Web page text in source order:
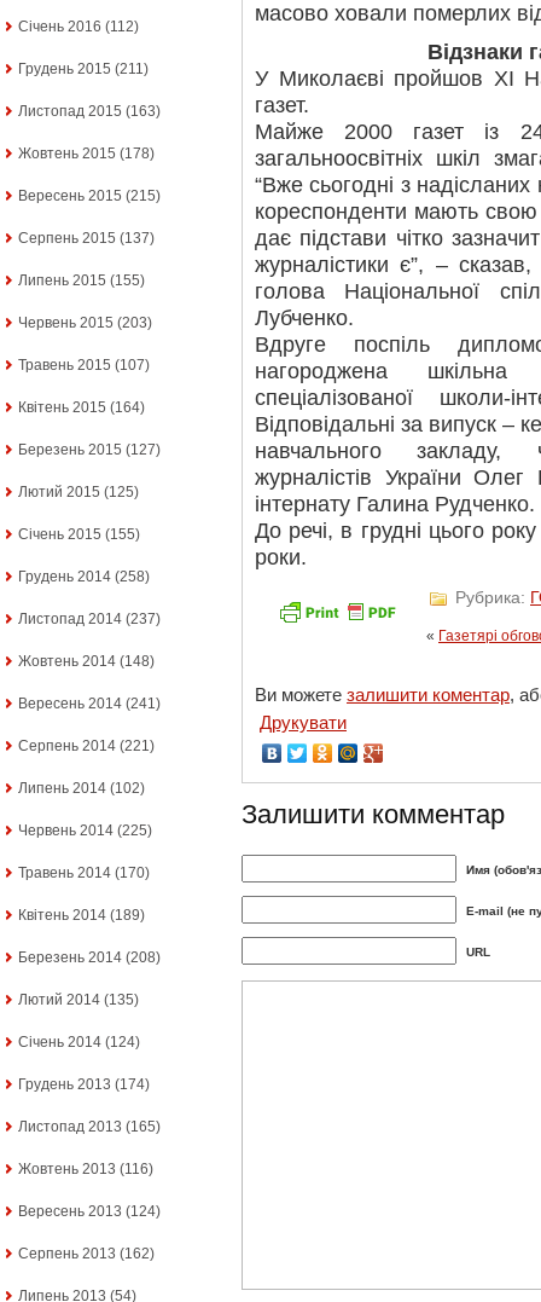
Січень 2016 (112)
Грудень 2015 (211)
Листопад 2015 (163)
Жовтень 2015 (178)
Вересень 2015 (215)
Серпень 2015 (137)
Липень 2015 (155)
Червень 2015 (203)
Травень 2015 (107)
Квітень 2015 (164)
Березень 2015 (127)
Лютий 2015 (125)
Січень 2015 (155)
Грудень 2014 (258)
Листопад 2014 (237)
Жовтень 2014 (148)
Вересень 2014 (241)
Серпень 2014 (221)
Липень 2014 (102)
Червень 2014 (225)
Травень 2014 (170)
Квітень 2014 (189)
Березень 2014 (208)
Лютий 2014 (135)
Січень 2014 (124)
Грудень 2013 (174)
Листопад 2013 (165)
Жовтень 2013 (116)
Вересень 2013 (124)
Серпень 2013 (162)
Липень 2013 (54)
масово ховали померлих
Відзнаки
У Миколаєві пройшов XI
газет.
Майже 2000 газет із
загальноосвітніх шкіл
“Вже сьогодні з
кореспонденти мають
дає підстави чітко
журналістики є”, –
голова Національної
Лубченко.
Вдруге поспіль
нагороджена шкільна
спеціалізованої школи-
Відповідальні за випуск –
навчального закладу,
журналістів України
інтернату Галина Рудченко.
До речі, в грудні цього
роки.
Рубрика:
« Газетярі
Ви можете залишити коментар,
Друкувати
Залишити комментар
Имя
E-mail (не
URL